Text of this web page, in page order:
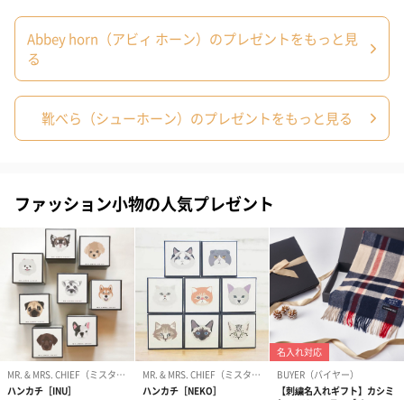
商品本体重量
P11：16g
H47：111g
外装
化粧箱
商品パッケー
P11：長さ140mm×幅67mm×高さ22mm
ジ全体重量
C32：146g
H47：218g
原材料
水牛の角
製造国
イギリス
Abbey horn（アビィ ホーン）のプレゼントをもっと見
る
靴べら（シューホーン）のプレゼントをもっと見る
ファッション小物の人気プレゼント